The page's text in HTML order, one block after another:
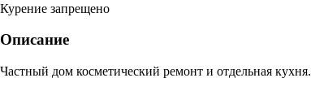
Курение запрещено
Описание
Частный дом косметический ремонт и отдельная кухня.